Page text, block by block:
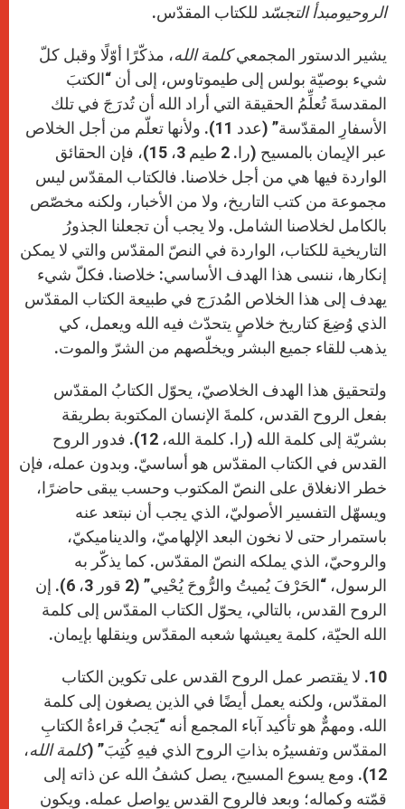
الروحيومبدأ التجسّد للكتاب المقدّس.
يشير الدستور المجمعيكلمة الله، مذكّرًا أوّلًا وقبل كلّ
شيء بوصيّة بولس إلى طيموتاوس، إلى أن “الكتبَ
المقدسةَ تُعلِّمُ الحقيقة التي أراد الله أن تُدرَجَ في تلك
الأسفارِ المقدّسة” (عدد 11). ولأنها تعلّم من أجل الخلاص
عبر الإيمان بالمسيح (را. 2 طيم 3، 15)، فإن الحقائق
الواردة فيها هي من أجل خلاصنا. فالكتاب المقدّس ليس
مجموعة من كتب التاريخ، ولا من الأخبار، ولكنه مخصّص
بالكامل لخلاصنا الشامل. ولا يجب أن تجعلنا الجذورُ
التاريخية للكتاب، الواردة في النصّ المقدّس والتي لا يمكن
إنكارها، ننسى هذا الهدف الأساسي: خلاصنا. فكلّ شيء
يهدف إلى هذا الخلاص المُدرَج في طبيعة الكتاب المقدّس
الذي وُضِعَ كتاريخ خلاصٍ يتحدّث فيه الله ويعمل، كي
يذهب للقاء جميع البشر ويخلّصهم من الشرّ والموت.
ولتحقيق هذا الهدف الخلاصيّ، يحوّل الكتابُ المقدّس
بفعل الروح القدس، كلمةَ الإنسان المكتوبة بطريقة
بشريّة إلى كلمة الله (را. كلمة الله، 12). فدور الروح
القدس في الكتاب المقدّس هو أساسيّ. وبدون عمله، فإن
خطر الانغلاق على النصّ المكتوب وحسب يبقى حاضرًا،
ويسهّل التفسير الأصوليّ، الذي يجب أن نبتعد عنه
باستمرار حتى لا نخون البعد الإلهاميّ، والديناميكيّ،
والروحيّ، الذي يملكه النصّ المقدّس. كما يذكّر به
الرسول، “الحَرْفَ يُميتُ والرُّوحَ يُحْيي” (2 قور 3، 6). إن
الروح القدس، بالتالي، يحوّل الكتاب المقدّس إلى كلمة
الله الحيّة، كلمة يعيشها شعبه المقدّس وينقلها بإيمان.
10. لا يقتصر عمل الروح القدس على تكوين الكتاب
المقدّس، ولكنه يعمل أيضًا في الذين يصغون إلى كلمة
الله. ومهمٌّ هو تأكيد آباء المجمع أنه “يَجبُ قراءةُ الكتابِ
المقدّس وتفسيرُه بذاتِ الروح الذي فيهِ كُتِبَ” (كلمة الله،
12). ومع يسوع المسيح، يصل كشفُ الله عن ذاته إلى
قمّته وكماله؛ وبعد فالروح القدس يواصل عمله. ويكون